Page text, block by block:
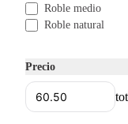
Roble medio
Roble natural
Precio
tot